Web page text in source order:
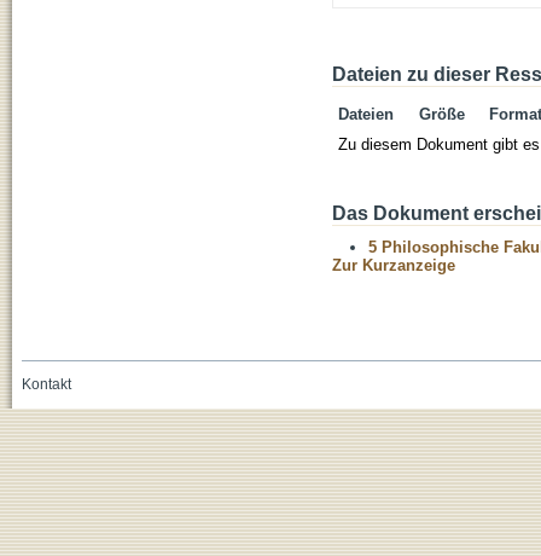
Dateien zu dieser
Dateien Größe
Format
Zu diesem Dokument gibt
Das Dokument
5 Philosophische
Zur Kurzanzeige
Kontakt